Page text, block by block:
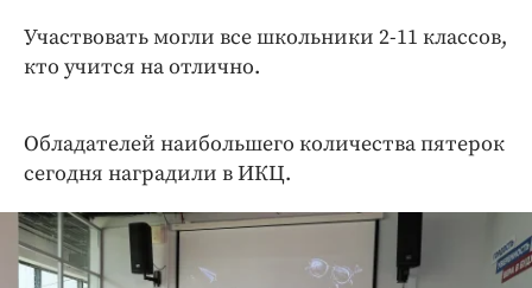
Участвовать могли все школьники 2-11 классов,
кто учится на отлично.
Обладателей наибольшего количества пятерок
сегодня наградили в ИКЦ.